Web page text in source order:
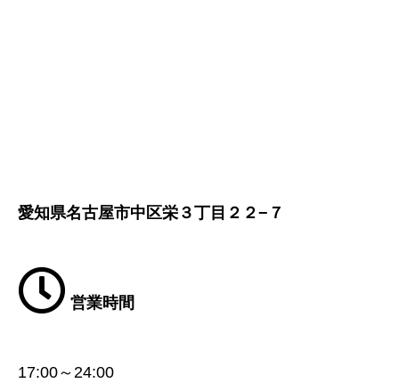
愛知県名古屋市中区栄３丁目２２−７
営業時間
17:00～24:00